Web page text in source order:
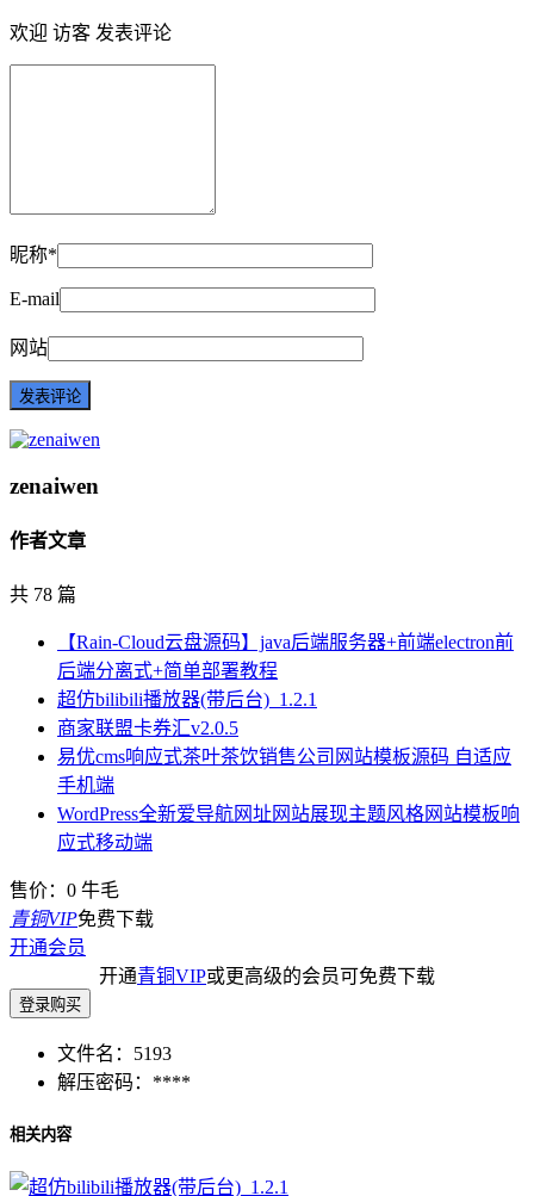
欢迎 访客 发表评论
昵称*
E-mail
网站
zenaiwen
作者文章
共 78 篇
【Rain-Cloud云盘源码】java后端服务器+前端electron前
后端分离式+简单部署教程
超仿bilibili播放器(带后台)_1.2.1
商家联盟卡券汇v2.0.5
易优cms响应式茶叶茶饮销售公司网站模板源码 自适应
手机端
WordPress全新爱导航网址网站展现主题风格网站模板响
应式移动端
售价： 0 牛毛
青铜VIP免费下载
开通会员
开通青铜VIP或更高级的会员可免费下载
登录购买
文件名： 5193
解压密码： ****
相关内容